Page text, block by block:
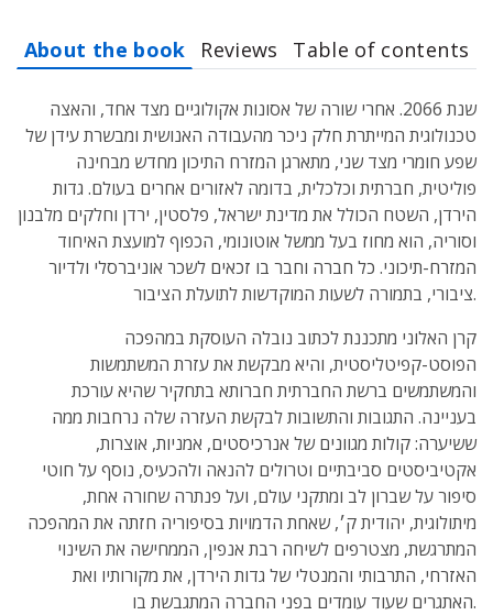
About the book Reviews Table of contents
שנת 2066. אחרי שורה של אסונות אקולוגיים מצד אחד, והאצה
טכנולוגית המייתרת חלק ניכר מהעבודה האנושית ומבשרת עידן של
שפע חומרי מצד שני, מתארגן המזרח התיכון מחדש מבחינה
פוליטית, חברתית וכלכלית, בדומה לאזורים אחרים בעולם. גדות
הירדן, השטח הכולל את מדינת ישראל, פלסטין, ירדן וחלקים מלבנון
וסוריה, הוא מחוז בעל ממשל אוטונומי, הכפוף למועצת האיחוד
המזרח-תיכוני. כל חברה וחבר בו זכאים לשכר אוניברסלי ולדיור
ציבורי, בתמורה לשעות המוקדשות לתועלת הציבור.
קרן האלוני מתכננת לכתוב נובלה העוסקת במהפכה
הפוסט-קפיטליסטית, והיא מבקשת את עזרת המשתמשות
והמשתמשים ברשת החברתית חברותא בתחקיר שהיא עורכת
בעניינה. התגובות והתשובות לבקשת העזרה שלה נרחבות ממה
ששיערה: קולות מגוונים של אנרכיסטים, אמניות, אוצרות,
אקטיביסטים סביבתיים וטרולים להנאה ולהכעיס, נוסף על חוטי
סיפור על שברון לב ומתקני עולם, ועל פנתרה שחורה אחת,
מיתולוגית, יהודית ק׳, שאחת הדמויות בסיפוריה חזתה את המהפכה
המתרגשת, מצטרפים לשיחה רבת אנפין, הממחישה את השינוי
האזרחי, התרבותי והמנטלי של גדות הירדן, את מקורותיו ואת
האתגרים שעוד עומדים בפני החברה המתגבשת בו.